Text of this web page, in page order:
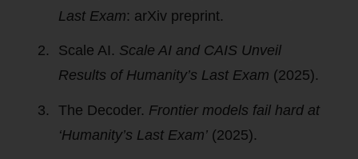
Last Exam: arXiv preprint.
Scale AI. Scale AI and CAIS Unveil
Results of Humanity’s Last Exam (2025).
The Decoder. Frontier models fail hard at
‘Humanity’s Last Exam’ (2025).